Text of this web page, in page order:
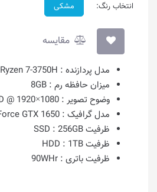
انتخاب رنگ: مشکی
مقایسه
مدل پردازنده : Ryzen 7-3750H
میزان حافظه رم : 8GB
وضوح تصویر : 1080×1920 @ FULL HD
مدل گرافیک : GTX 1650
ظرفیت SSD :256GB
ظرفیت HDD :1TB
ظرفیت باتری : 90WHr